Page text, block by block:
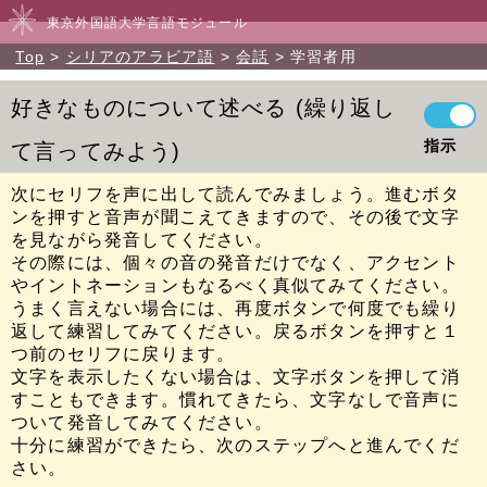
東京外国語大学言語モジュール
Top シリアのアラビア語 会話 学習者用
好きなものについて述べる
繰り返し
て言ってみよう
指示
次にセリフを声に出して読んでみましょう。進むボタ
ンを押すと音声が聞こえてきますので、その後で文字
を見ながら発音してください。
その際には、個々の音の発音だけでなく、アクセント
やイントネーションもなるべく真似てみてください。
うまく言えない場合には、再度ボタンで何度でも繰り
返して練習してみてください。戻るボタンを押すと１
つ前のセリフに戻ります。
文字を表示したくない場合は、文字ボタンを押して消
すこともできます。慣れてきたら、文字なしで音声に
ついて発音してみてください。
十分に練習ができたら、次のステップへと進んでくだ
さい。